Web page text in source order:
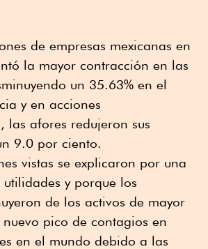
de empresas mexicanas en
la mayor contracción en las
un 35.63% en el
y en acciones
las afores redujeron sus
9.0 por ciento.
vistas se explicaron por una
y porque los
de los activos de mayor
pico de contagios en
en el mundo debido a las